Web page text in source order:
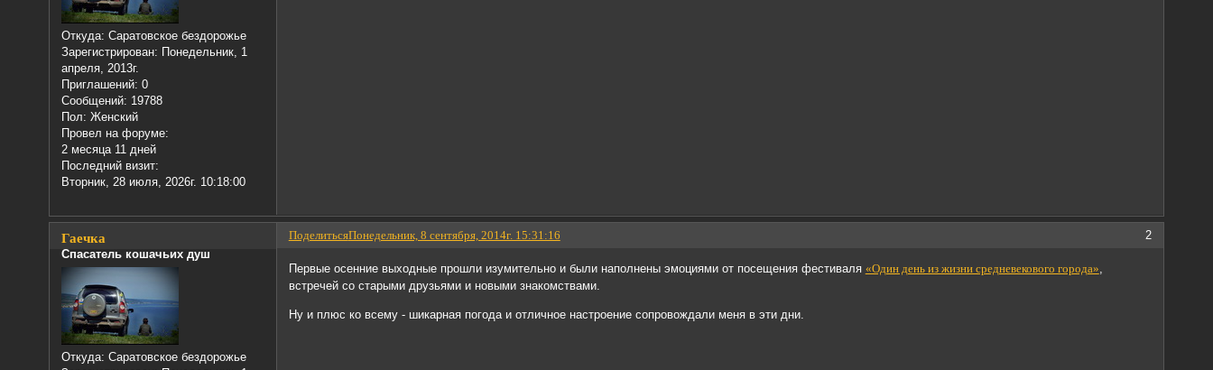
Откуда: Саратовское бездорожье
Зарегистрирован: Понедельник, 1
апреля, 2013г.
Приглашений: 0
Сообщений: 19788
Пол: Женский
Провел на форуме:
2 месяца 11 дней
Последний визит:
Вторник, 28 июля, 2026г. 10:18:00
Поделиться 2
Понедельник, 8 сентября, 2014г. 15:31:16
Гаечка
Спасатель кошачьих душ
Откуда: Саратовское бездорожье
Первые осенние выходные прошли изумительно и были наполнены эмоциями от посещения фестиваля «Один день из жизни средневекового города»,
встречей со старыми друзьями и новыми знакомствами.
Ну и плюс ко всему - шикарная погода и отличное настроение сопровождали меня в эти дни.